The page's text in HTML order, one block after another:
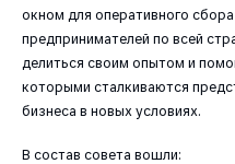
окном для оперативного
предпринимателей по всей
делиться своим опытом и
которыми сталкиваются
бизнеса в новых условиях.
В состав совета вошли: